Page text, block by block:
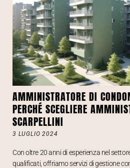
AMMINISTRATORE DI
PERCHÉ SCEGLIERE
SCARPELLINI
3 LUGLIO 2024
Con oltre 20 anni di esperienza nel
qualificati, offriamo servizi di gestione